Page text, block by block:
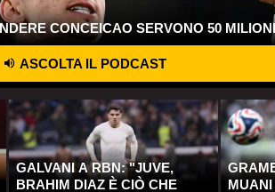
CONCEICAO SERVONO 50
ASCOLTA IL PODCAST
GALVANI A RBN: "JUVE,
BRAHIM DIAZ È CIÒ CHE